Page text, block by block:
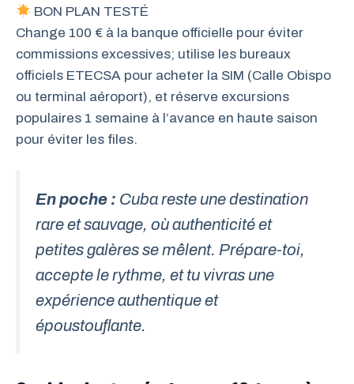
BON PLAN TESTÉ
Change 100 € à la banque officielle pour éviter
commissions excessives; utilise les bureaux
officiels ETECSA pour acheter la SIM (Calle Obispo
ou terminal aéroport), et réserve excursions
populaires 1 semaine à l’avance en haute saison
pour éviter les files.
En poche : Cuba reste une destination
rare et sauvage, où authenticité et
petites galères se mêlent. Prépare-toi,
accepte le rythme, et tu vivras une
expérience authentique et
époustouflante.